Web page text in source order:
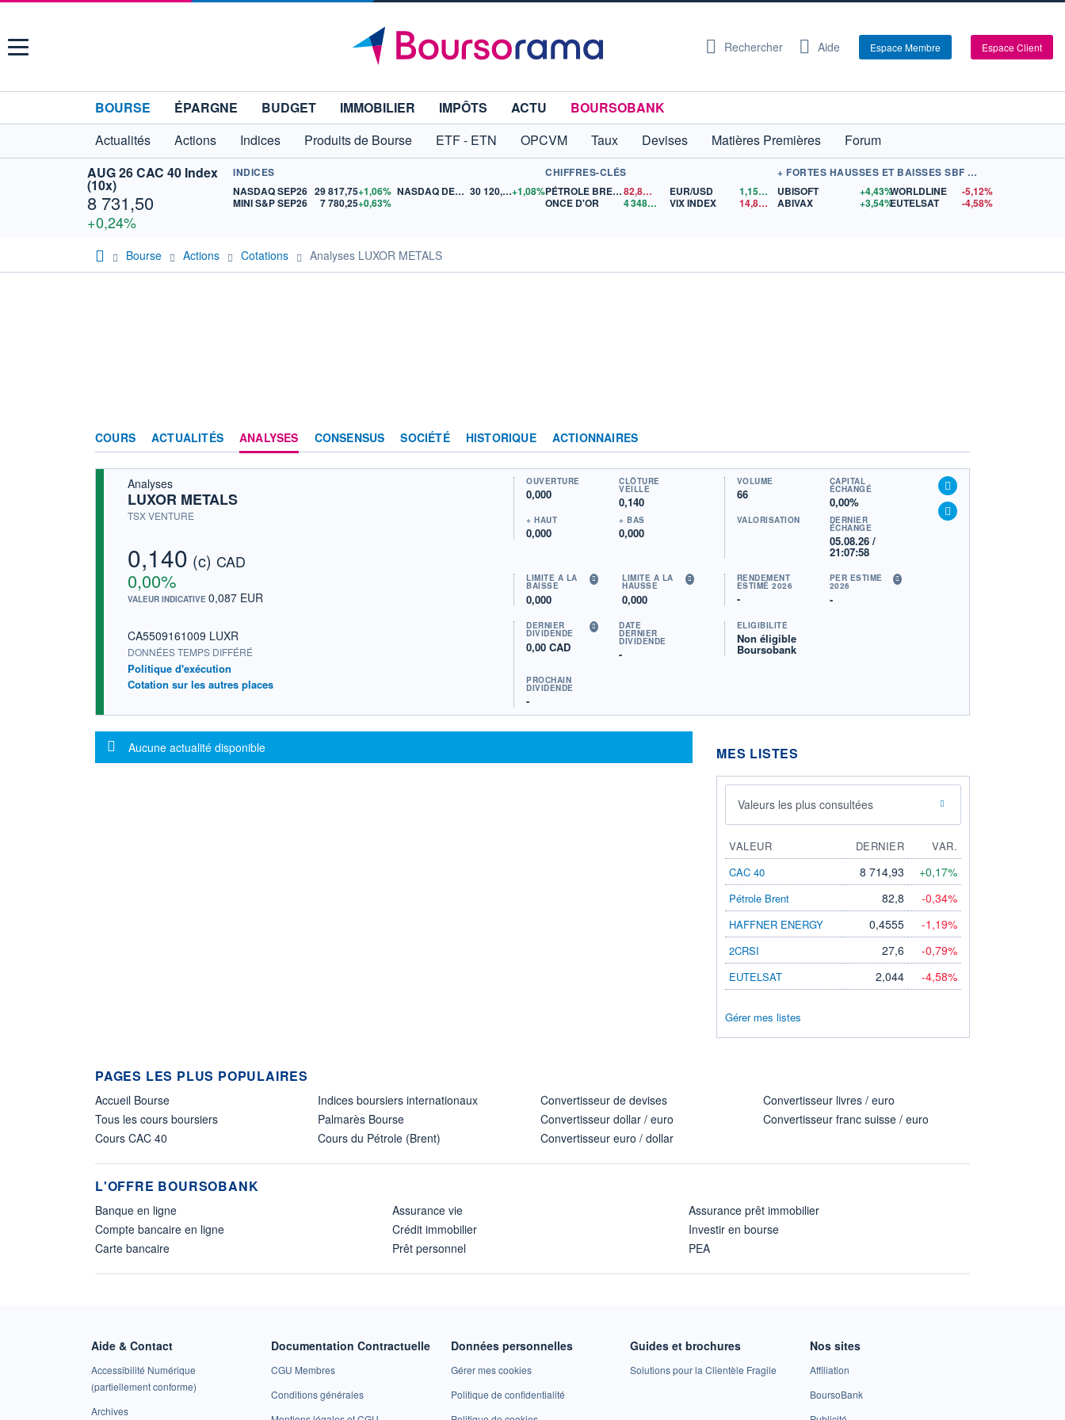
Menu Rechercher Aide Espace Membre Espace Client
BOURSE ÉPARGNE BUDGET IMMOBILIER IMPÔTS ACTU
BOURSOBANK
Actualités
Actions Indices Produits de Bourse ETF - ETN OPCVM Taux Devises Matières Premières
Forum
AUG 26 CAC 40 Index
(10x)
8 731,50
+0,24%
INDICES
NASDAQ SEP26 29 817,75+1,06%
MINI S&P SEP26
7 780,25+0,63%
NASDAQ DEC26 30 120,00+1,08%
CHIFFRES-CLÉS
PÉTROLE BRENT
82,80$US
ONCE D'OR
4 348,66 $US
EUR/USD 1,1569
$US
VIX INDEX
14,84$US
+ FORTES HAUSSES ET BAISSES SBF 120
UBISOFT
+4,43%
ABIVAX
+3,54%
WORLDLINE
-5,12%
EUTELSAT
-4,58%
Bourse Actions Cotations Analyses LUXOR METALS
COURS ACTUALITÉS ANALYSES CONSENSUS SOCIÉTÉ HISTORIQUE ACTIONNAIRES
Analyses
LUXOR METALS
TSX VENTURE
0,140 (c) CAD
0,00%
VALEUR INDICATIVE 0,087 EUR
CA5509161009 LUXR
DONNÉES TEMPS DIFFÉRÉ
Politique d'exécution
Cotation sur les autres places
OUVERTURE
0,000
CLÔTURE
VEILLE
0,140
+ HAUT
0,000
+ BAS
0,000
VOLUME
66
CAPITAL
ÉCHANGÉ
0,00%
VALORISATION DERNIER
ÉCHANGE
05.08.26 /
21:07:58
LIMITE À LA
BAISSE
0,000
LIMITE À LA
HAUSSE
0,000
RENDEMENT
ESTIMÉ 2026
-
PER ESTIMÉ
2026
-
DERNIER
DIVIDENDE
0,00 CAD
DATE
DERNIER
DIVIDENDE
-
PROCHAIN
DIVIDENDE
-
ÉLIGIBILITÉ
Non éligible
Boursobank
Message d'information
Aucune actualité disponible MES LISTES
Valeurs les plus consultées
VALEUR DERNIER
VAR.
CAC 40
8 714,93 +0,17%
Pétrole Brent 82,8 -0,34%
HAFFNER ENERGY 0,4555 -1,19%
2CRSI 27,6 -0,79%
EUTELSAT 2,044 -4,58%
Gérer mes listes
PAGES LES PLUS POPULAIRES
Accueil Bourse
Tous les cours boursiers
Cours CAC 40
Indices boursiers internationaux
Palmarès Bourse
Cours du Pétrole (Brent)
Convertisseur de devises
Convertisseur dollar / euro
Convertisseur euro / dollar
Convertisseur livres / euro
Convertisseur franc suisse / euro
L'OFFRE BOURSOBANK
Banque en ligne
Compte bancaire en ligne
Carte bancaire
Assurance vie
Crédit immobilier
Prêt personnel
Assurance prêt immobilier
Investir en bourse
PEA
Aide & Contact
Accessibilité Numérique
(partiellement conforme)
Archives
Documentation Contractuelle
CGU Membres
Conditions générales
Données personnelles
Gérer mes cookies
Politique de confidentialité
Guides et brochures
Solutions pour la Clientèle Fragile
Nos sites
Affiliation
BoursoBank